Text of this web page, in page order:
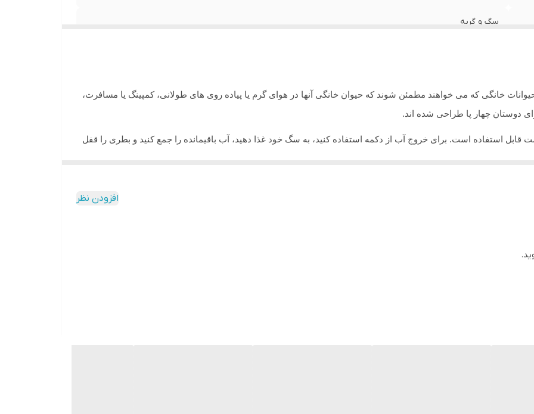
سگ و گربه
خانگی که می خواهند مطمئن شوند که حیوان خانگی آنها در هوای گرم یا پیاده روی های طولانی، کمپینگ یا مسافرت،
دوستان چهار پا طراحی شده اند.
استفاده است. برای خروج آب از دکمه استفاده کنید، به سگ خود غذا دهید، آب باقیمانده را جمع کنید و بطری را قفل
دو بار فکر نکنید.
افزودن نظر